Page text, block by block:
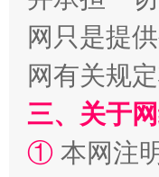
站台名比
网只是提
网有关规
三、关于
① 本网注